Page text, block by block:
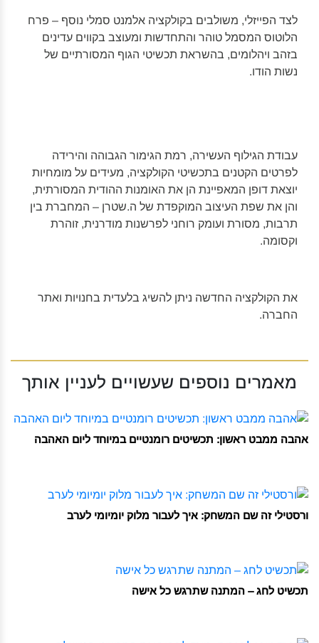
לצד הפייזלי, משולבים בקולקציה אלמנט סמלי נוסף – פרח
הלוטוס המסמל טוהר והתחדשות ומעוצב בקווים עדינים
בזהב ויהלומים, בהשראת תכשיטי הגוף המסורתיים של
נשות הודו.
עבודת הגילוף העשירה, רמת הגימור הגבוהה והירידה
לפרטים הקטנים בתכשיטי הקולקציה, מעידים על מומחיות
יוצאת דופן המאפיינת הן את האומנות ההודית המסורתית,
והן את שפת העיצוב המוקפדת של ה.שטרן – המחברת בין
תרבות, מסורת ועומק רוחני לפרשנות מודרנית, זוהרת
וקסומה.
את הקולקציה החדשה ניתן להשיג בלעדית בחנויות ואתר
החברה.
מאמרים נוספים שעשויים לעניין אותך
אהבה ממבט ראשון: תכשיטים רומנטיים במיוחד ליום האהבה
ורסטילי זה שם המשחק: איך לעבור מלוק יומיומי לערב
תכשיט לחג – המתנה שתרגש כל אישה